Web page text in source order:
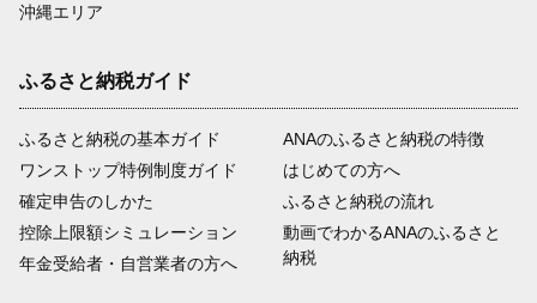
沖縄エリア
ふるさと納税ガイド
ふるさと納税の基本ガイド
ワンストップ特例制度ガイド
確定申告のしかた
控除上限額シミュレーション
年金受給者・自営業者の方へ
ANAのふるさと納税の特徴
はじめての方へ
ふるさと納税の流れ
動画でわかるANAのふるさと
納税